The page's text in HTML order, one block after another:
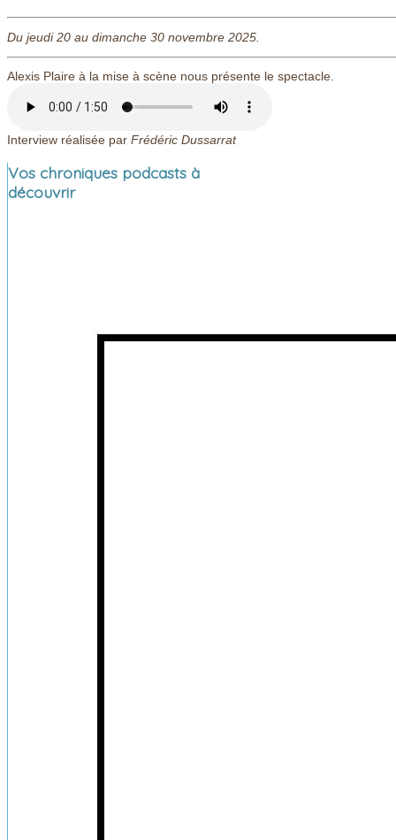
Du jeudi 20 au dimanche 30 novembre 2025.
Alexis Plaire à la mise à scène nous présente le spectacle.
Interview réalisée par Frédéric Dussarrat
Vos chroniques podcasts à
découvrir